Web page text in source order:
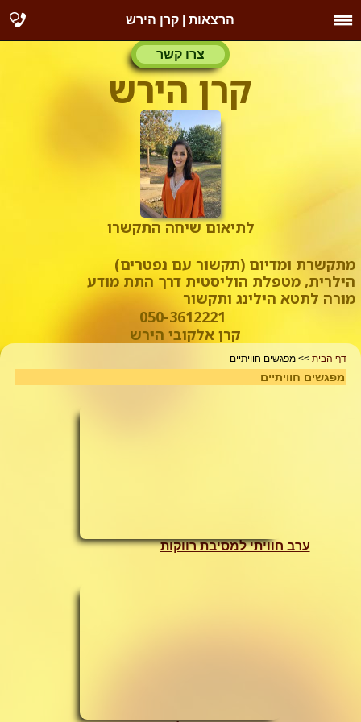
הרצאות | קרן הירש
צרו קשר
קרן הירש
מתקשרת ומדיום (תקשור עם נפטרים)
הילרית, מטפלת הוליסטית דרך התת מודע
מורה לתטא הילינג ותקשור
לתיאום שיחה התקשרו
050-3612221
קרן אלקובי הירש
דף הבית >> מפגשים חוויתיים
מפגשים חוויתיים
ערב חוויתי למסיבת רווקות